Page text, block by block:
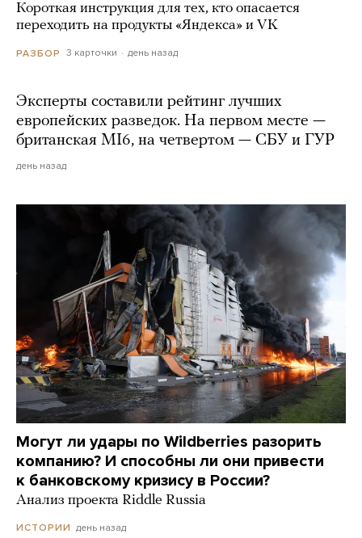
Короткая инструкция для тех, кто опасается
переходить на продукты «Яндекса» и VK
РАЗБОР 3 карточки день назад
Эксперты составили рейтинг лучших
европейских разведок. На первом месте —
британская MI6, на четвертом — СБУ и ГУР
день назад
Могут ли удары по Wildberries разорить
компанию? И способны ли они привести
к банковскому кризису в России?
Анализ проекта Riddle Russia
ИСТОРИИ день назад